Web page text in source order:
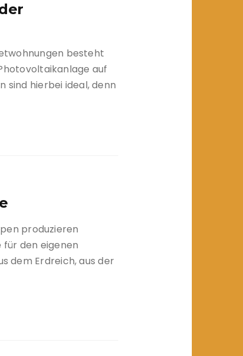
besteht
auf
sind hierbei ideal, denn
produzieren
den eigenen
dem Erdreich, aus der